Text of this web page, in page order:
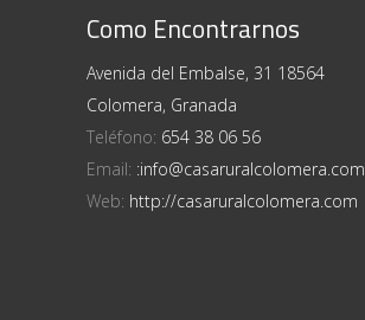
Como Encontrarnos
Avenida del Embalse, 31 18564
Colomera, Granada
Teléfono: 654 38 06 56
Email: :info@casaruralcolomera.com
Web: http://casaruralcolomera.com